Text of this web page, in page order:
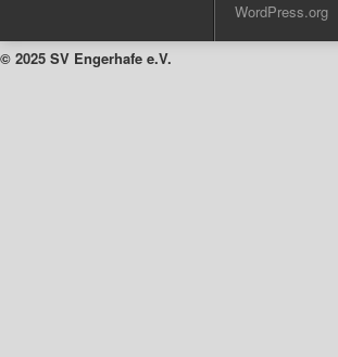
WordPress.org
© 2025 SV Engerhafe e.V.